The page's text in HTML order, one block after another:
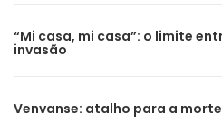
“Mi casa, mi casa”: o limite
invasão
Venvanse: atalho para a